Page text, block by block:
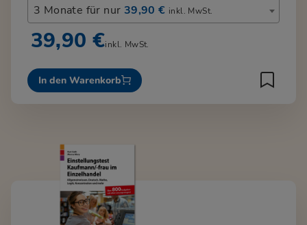
3 Monate für nur 39,90 € inkl. MwSt.
39,90 €inkl. MwSt.
In den Warenkorb